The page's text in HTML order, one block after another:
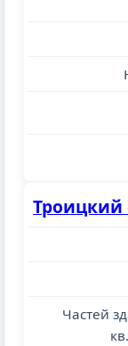
Троицкий
Частей